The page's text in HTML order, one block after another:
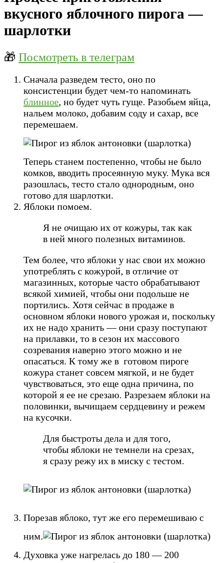
вкусного яблочного пирога —
шарлотки
🎁 Посмотреть в телеграм
Сначала разведем тесто, оно по
консистенции будет чем-то напоминать
блинное, но будет чуть гуще. Разобьем яйца,
нальем молоко, добавим соду и сахар, все
перемешаем.
Теперь станем постепенно, чтобы не было
комков, вводить просеянную муку. Мука вся
разошлась, тесто стало однородным, оно
готово для шарлотки.
Яблоки помоем.
Я не очищаю их от кожуры, так как
в ней много полезных витаминов.
Тем более, что яблоки у нас свои их можно
употреблять с кожурой, в отличие от
магазинных, которые часто обрабатывают
всякой химией, чтобы они подольше не
портились. Хотя сейчас в продаже в
основном яблоки нового урожая и, поскольку
их не надо хранить — они сразу поступают
на прилавки, то в сезон их массового
созревания наверно этого можно и не
опасаться. К тому же в готовом пироге
кожура станет совсем мягкой, и не будет
чувствоваться, это еще одна причина, по
которой я ее не срезаю. Разрезаем яблоки на
половинки, вычищаем сердцевину и режем
на кусочки.
Для быстроты дела и для того,
чтобы яблоки не темнели на срезах,
я сразу режу их в миску с тестом.
Порезав яблоко, тут же его перемешиваю с
ним.
Духовка уже нагрелась до 180 — 200